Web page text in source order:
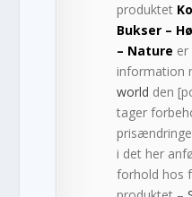
produktet
Bukser –
– Nature
information
world den
tager
i det her
forhold hos